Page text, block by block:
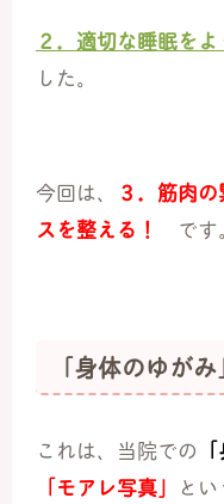
２．適切な睡眠をよ
した。
今回は、
３．筋肉
スを整える！
です。
「身体のゆが
これは、当院での
「モアレ写真」 と